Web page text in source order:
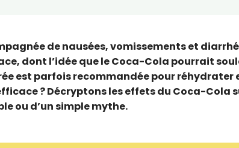
de nausées, vomissements et
dont l’idée que le Coca-Cola pourrait
est parfois recommandée pour réhydrater
? Décryptons les effets du Coca-Cola
ou d’un simple mythe.